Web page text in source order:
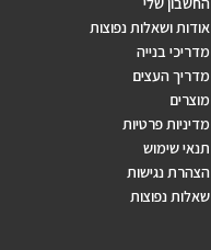
אודות ושאלות נפוצות
מדריכי בנייה
מדריך העצים
מוצרים
מדיניות פרטיות
תנאי שימוש
הצהרת נגישות
שאלות נפוצות